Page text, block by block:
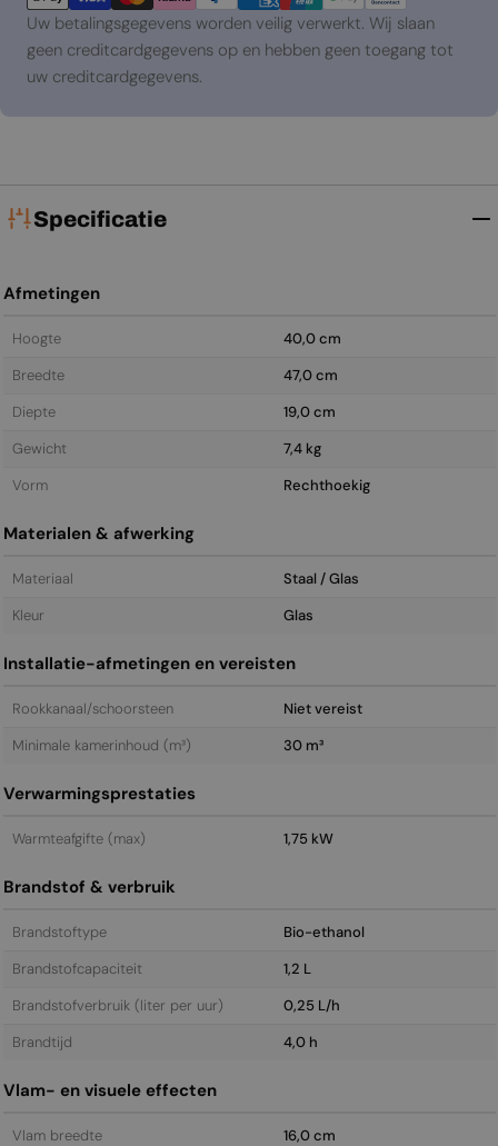
Uw betalingsgegevens worden veilig verwerkt. Wij slaan
geen creditcardgegevens op en hebben geen toegang tot
uw creditcardgegevens.
Specificatie
Afmetingen
Hoogte
40,0 cm
Breedte
47,0 cm
Diepte
19,0 cm
Gewicht
7,4 kg
Vorm
Rechthoekig
Materialen & afwerking
Materiaal
Staal / Glas
Kleur
Glas
Installatie-afmetingen en vereisten
Rookkanaal/schoorsteen
Niet vereist
Minimale kamerinhoud (m³)
30 m³
Verwarmingsprestaties
Warmteafgifte (max) 1,75 kW
Brandstof & verbruik
Brandstoftype
Bio-ethanol
Brandstofcapaciteit
1,2 L
Brandstofverbruik (liter per uur)
0,25 L/h
Brandtijd
4,0 h
Vlam- en visuele effecten
Vlam breedte
16,0 cm